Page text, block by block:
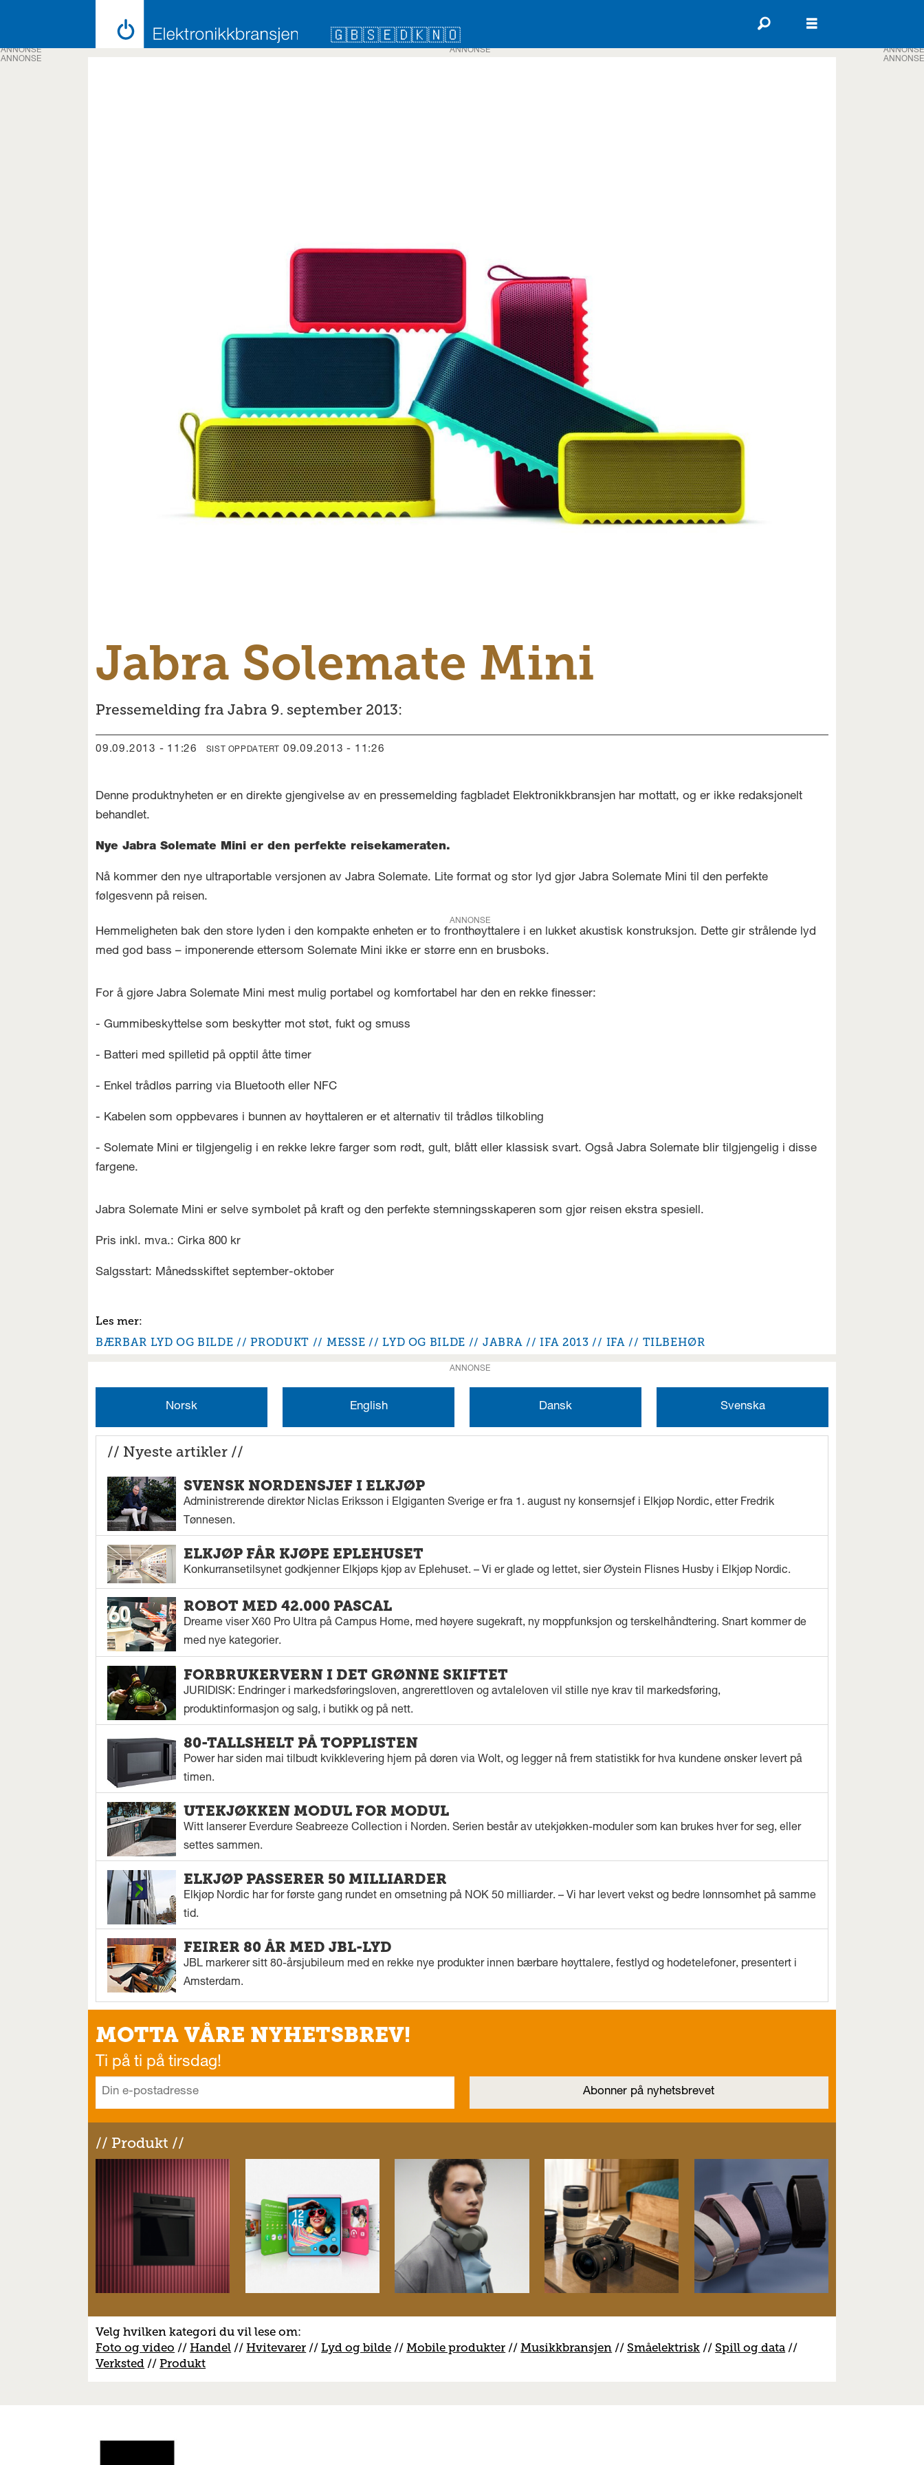
🇬🇧🇸🇪🇩🇰🇳🇴
ANNONSE
Jabra Solemate Mini
Pressemelding fra Jabra 9. september 2013:
09.09.2013 - 11:26 SIST OPPDATERT 09.09.2013 - 11:26
Denne produktnyheten er en direkte gjengivelse av en pressemelding fagbladet Elektronikkbransjen har mottatt, og er ikke redaksjonelt
behandlet.
Nye Jabra Solemate Mini er den perfekte reisekameraten.
Nå kommer den nye ultraportable versjonen av Jabra Solemate. Lite format og stor lyd gjør Jabra Solemate Mini til den perfekte
følgesvenn på reisen.
ANNONSE
Hemmeligheten bak den store lyden i den kompakte enheten er to fronthøyttalere i en lukket akustisk konstruksjon. Dette gir strålende lyd
med god bass – imponerende ettersom Solemate Mini ikke er større enn en brusboks.
For å gjøre Jabra Solemate Mini mest mulig portabel og komfortabel har den en rekke finesser:
- Gummibeskyttelse som beskytter mot støt, fukt og smuss
- Batteri med spilletid på opptil åtte timer
- Enkel trådløs parring via Bluetooth eller NFC
- Kabelen som oppbevares i bunnen av høyttaleren er et alternativ til trådløs tilkobling
- Solemate Mini er tilgjengelig i en rekke lekre farger som rødt, gult, blått eller klassisk svart. Også Jabra Solemate blir tilgjengelig i disse
fargene.
Jabra Solemate Mini er selve symbolet på kraft og den perfekte stemningsskaperen som gjør reisen ekstra spesiell.
Pris inkl. mva.: Cirka 800 kr
Salgsstart: Månedsskiftet september-oktober
BÆRBAR LYD OG BILDE PRODUKT MESSE LYD OG BILDE JABRA IFA 2013 IFA TILBEHØR
ANNONSE
Norsk English Dansk Svenska
// Nyeste artikler //
SVENSK NORDENSJEF I ELKJØP
Administrerende direktør Niclas Eriksson i Elgiganten Sverige er fra 1. august ny konsernsjef i Elkjøp Nordic, etter Fredrik
Tønnesen.
ELKJØP FÅR KJØPE EPLEHUSET
Konkurransetilsynet godkjenner Elkjøps kjøp av Eplehuset. – Vi er glade og lettet, sier Øystein Flisnes Husby i Elkjøp Nordic.
ROBOT MED 42.000 PASCAL
Dreame viser X60 Pro Ultra på Campus Home, med høyere sugekraft, ny moppfunksjon og terskelhåndtering. Snart kommer de
med nye kategorier.
FORBRUKERVERN I DET GRØNNE SKIFTET
JURIDISK: Endringer i markedsføringsloven, angrerettloven og avtaleloven vil stille nye krav til markedsføring,
produktinformasjon og salg, i butikk og på nett.
80-TALLSHELT PÅ TOPPLISTEN
Power har siden mai tilbudt kvikklevering hjem på døren via Wolt, og legger nå frem statistikk for hva kundene ønsker levert på
timen.
UTEKJØKKEN MODUL FOR MODUL
Witt lanserer Everdure Seabreeze Collection i Norden. Serien består av utekjøkken-moduler som kan brukes hver for seg, eller
settes sammen.
ELKJØP PASSERER 50 MILLIARDER
Elkjøp Nordic har for første gang rundet en omsetning på NOK 50 milliarder. – Vi har levert vekst og bedre lønnsomhet på samme
tid.
FEIRER 80 ÅR MED JBL-LYD
JBL markerer sitt 80-årsjubileum med en rekke nye produkter innen bærbare høyttalere, festlyd og hodetelefoner, presentert i
Amsterdam.
MOTTA VÅRE NYHETSBREV!
Ti på ti på tirsdag!
// Produkt //
Velg hvilken kategori du vil lese om:
Foto og video //Handel //Hvitevarer // Lyd og bilde //Mobile produkter //Musikkbransjen // Småelektrisk // Spill og data //
Verksted //Produkt
ANNONSE
ANNONSE
ANNONSE
ANNONSE